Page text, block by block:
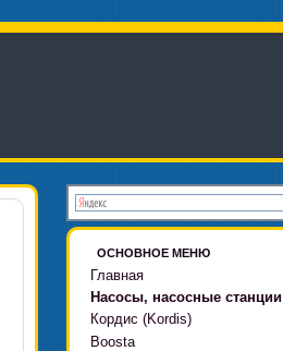
ОСНОВНОЕ МЕНЮ
Главная
Насосы, насосные станции
Кордис (Kordis)
Boosta